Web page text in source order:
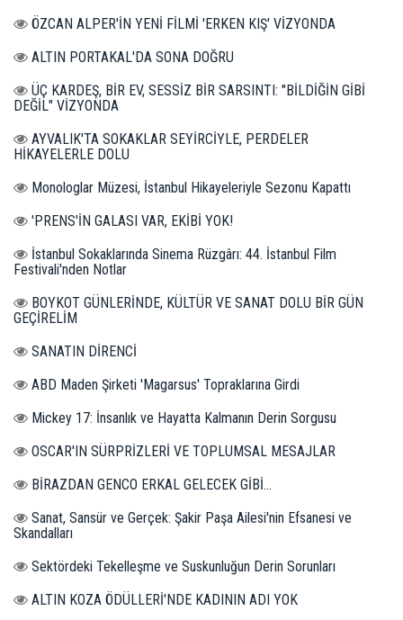
ÖZCAN ALPER'İN YENİ FİLMİ 'ERKEN KIŞ' VİZYONDA
ALTIN PORTAKAL'DA SONA DOĞRU
ÜÇ KARDEŞ, BİR EV, SESSİZ BİR SARSINTI: "BİLDİĞİN GİBİ
DEĞİL" VİZYONDA
AYVALIK'TA SOKAKLAR SEYİRCİYLE, PERDELER
HİKAYELERLE DOLU
Monologlar Müzesi, İstanbul Hikayeleriyle Sezonu Kapattı
'PRENS'İN GALASI VAR, EKİBİ YOK!
İstanbul Sokaklarında Sinema Rüzgârı: 44. İstanbul Film
Festivali'nden Notlar
BOYKOT GÜNLERİNDE, KÜLTÜR VE SANAT DOLU BİR GÜN
GEÇİRELİM
SANATIN DİRENCİ
ABD Maden Şirketi 'Magarsus' Topraklarına Girdi
Mickey 17: İnsanlık ve Hayatta Kalmanın Derin Sorgusu
OSCAR'IN SÜRPRİZLERİ VE TOPLUMSAL MESAJLAR
BİRAZDAN GENCO ERKAL GELECEK GİBİ...
Sanat, Sansür ve Gerçek: Şakir Paşa Ailesi'nin Efsanesi ve
Skandalları
Sektördeki Tekelleşme ve Suskunluğun Derin Sorunları
ALTIN KOZA ÖDÜLLERİ'NDE KADININ ADI YOK